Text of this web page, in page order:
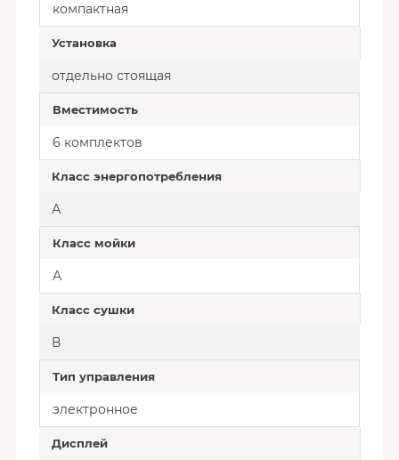
компактная
Установка
отдельно стоящая
Вместимость
6 комплектов
Класс энергопотребления
А
Класс мойки
А
Класс сушки
В
Тип управления
электронное
Дисплей